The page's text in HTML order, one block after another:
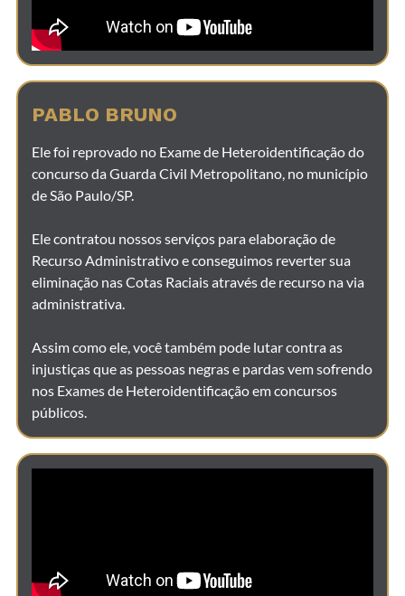
PABLO BRUNO
Ele foi reprovado no Exame de Heteroidentificação do
concurso da Guarda Civil Metropolitano, no município
de São Paulo/SP.
Ele contratou nossos serviços para elaboração de
Recurso Administrativo e conseguimos reverter sua
eliminação nas Cotas Raciais através de recurso na via
administrativa.
Assim como ele, você também pode lutar contra as
injustiças que as pessoas negras e pardas vem sofrendo
nos Exames de Heteroidentificação em concursos
públicos.